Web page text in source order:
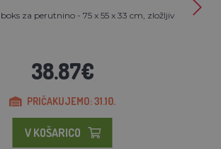
za perutnino - 75 x 55 x 33 cm, zložljiv
38.87€
PRIČAKUJEMO: 31.10.
V KOŠARICO